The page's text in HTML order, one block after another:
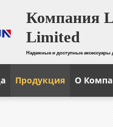
Компания
Limited
Надежные и доступные
Продукция О